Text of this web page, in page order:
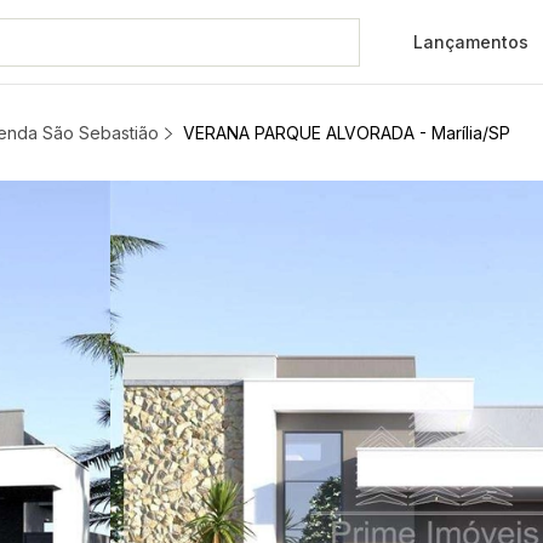
Lançamentos
Comercial Fazenda
Fazenda São
sem complicações e
São Sebastião VERANA PARQUE ALVORADA - Marília/SP